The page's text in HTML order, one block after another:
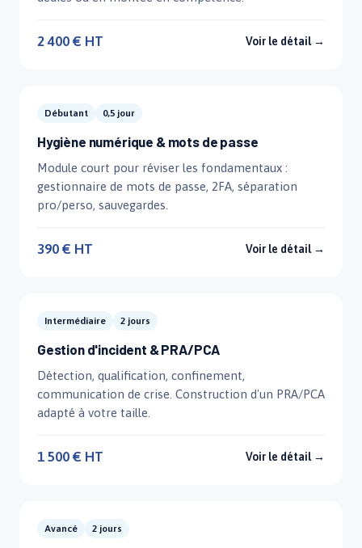
2 400 € HT Voir le détail →
Débutant 0,5 jour
Hygiène numérique & mots de passe
Module court pour réviser les fondamentaux :
gestionnaire de mots de passe, 2FA, séparation
pro/perso, sauvegardes.
390 € HT Voir le détail →
Intermédiaire 2 jours
Gestion d'incident & PRA/PCA
Détection, qualification, confinement,
communication de crise. Construction d'un PRA/PCA
adapté à votre taille.
1 500 € HT Voir le détail →
Avancé 2 jours